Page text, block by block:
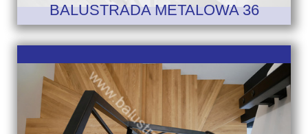
BALUSTRADA METALOWA 36